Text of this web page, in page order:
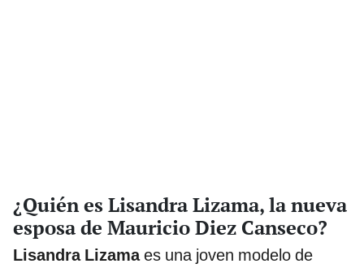
¿Quién es Lisandra Lizama, la nueva
esposa de Mauricio Diez Canseco?
Lisandra Lizamaes una joven modelo de